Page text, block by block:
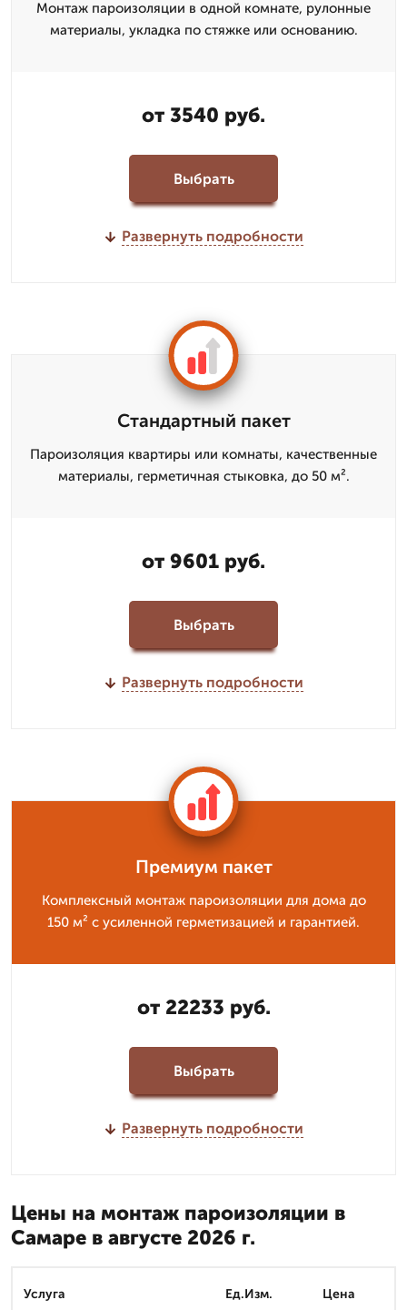
Монтаж пароизоляции в одной комнате, рулонные
материалы, укладка по стяжке или основанию.
от 3540 руб.
Выбрать
Развернуть подробности
Стандартный пакет
Пароизоляция квартиры или комнаты, качественные
материалы, герметичная стыковка, до 50 м².
от 9601 руб.
Выбрать
Развернуть подробности
Премиум пакет
Комплексный монтаж пароизоляции для дома до
150 м² с усиленной герметизацией и гарантией.
от 22233 руб.
Выбрать
Развернуть подробности
Цены на монтаж пароизоляции в
Самаре в августе 2026 г.
Услуга Ед.Изм. Цена